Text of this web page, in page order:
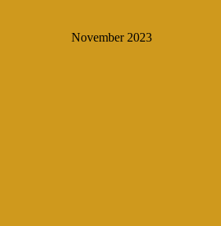
November 2023